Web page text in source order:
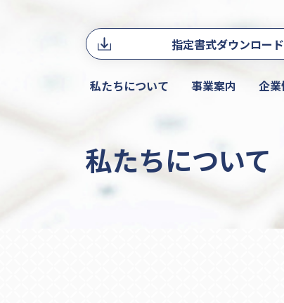
指定書式ダウンロード
私たちについて 事業案内 企
私たちについて